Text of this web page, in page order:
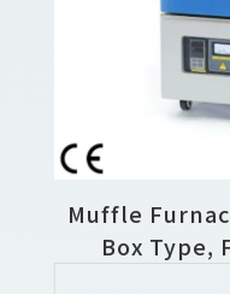
Muffle
Box Type,